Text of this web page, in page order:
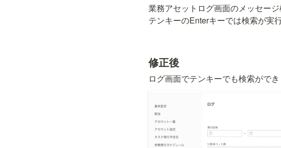
業務アセットログ画面のメッセー
テンキーのEnterキーでは検索が実
修正後
ログ画面でテンキーでも検索ができ